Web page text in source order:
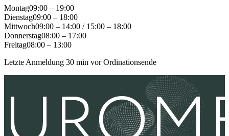
Montag09:00 – 19:00
Dienstag09:00 – 18:00
Mittwoch09:00 – 14:00 / 15:00 – 18:00
Donnerstag08:00 – 17:00
Freitag08:00 – 13:00
Letzte Anmeldung 30 min vor Ordinationsende